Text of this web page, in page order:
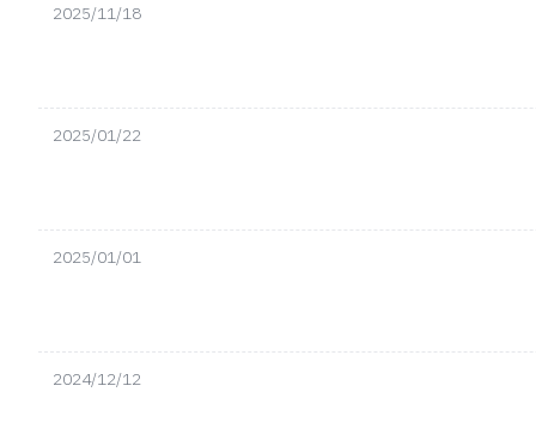
2025/11/18
2025/01/22
2025/01/01
2024/12/12